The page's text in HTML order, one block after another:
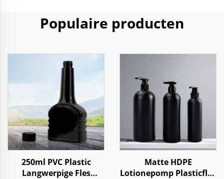
Populaire producten
250ml PVC Plastic
Langwerpige Fles
Matte HDPE
Lotionepomp Plasticfles